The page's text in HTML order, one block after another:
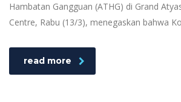
Hambatan Gangguan (ATHG) di Grand
Centre, Rabu (13/3), menegaskan bahwa
read more